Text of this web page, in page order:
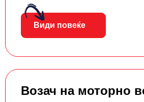
Види повеќе
Возач на моторно